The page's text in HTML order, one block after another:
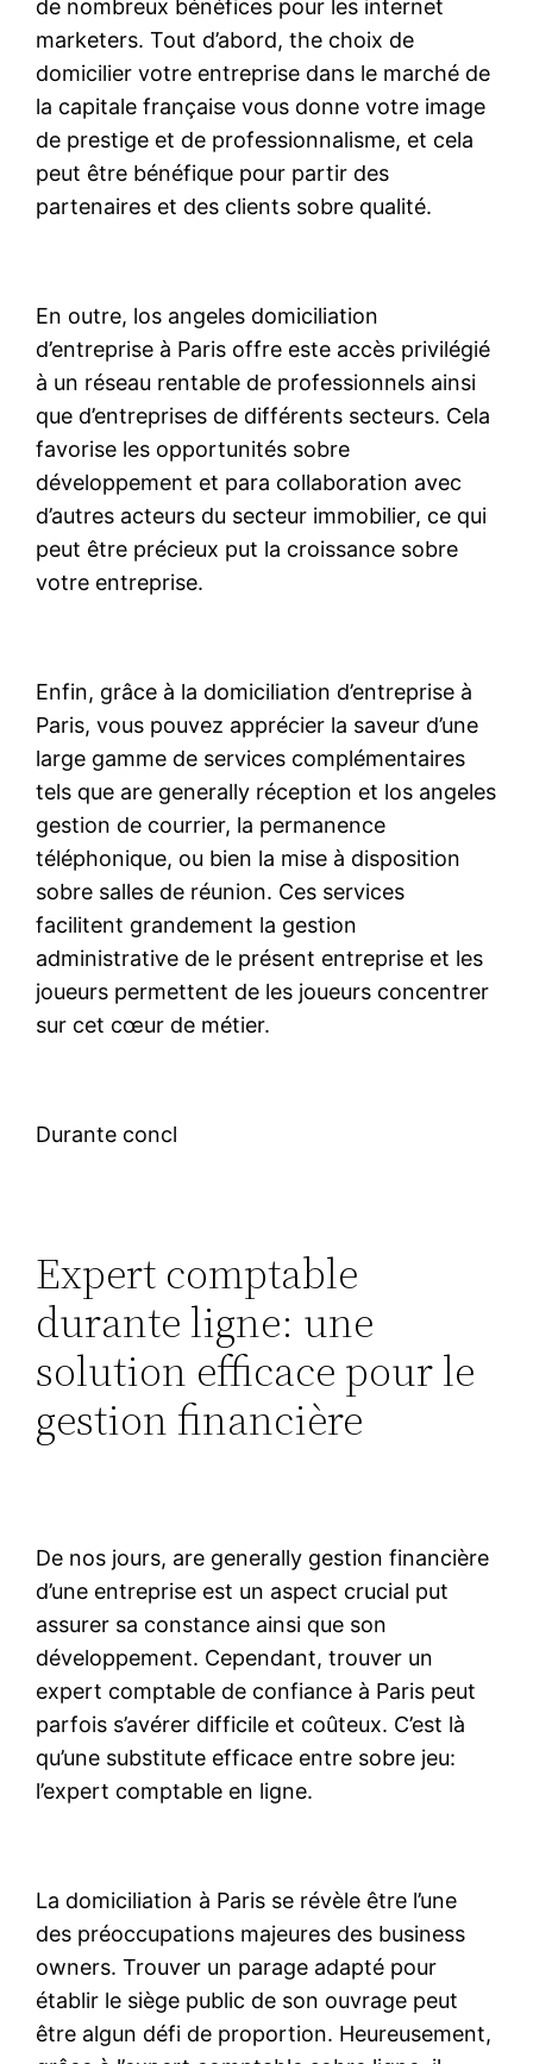
de nombreux bénéfices pour les internet
marketers. Tout d’abord, the choix de
domicilier votre entreprise dans le marché de
la capitale française vous donne votre image
de prestige et de professionnalisme, et cela
peut être bénéfique pour partir des
partenaires et des clients sobre qualité.
En outre, los angeles domiciliation
d’entreprise à Paris offre este accès privilégié
à un réseau rentable de professionnels ainsi
que d’entreprises de différents secteurs. Cela
favorise les opportunités sobre
développement et para collaboration avec
d’autres acteurs du secteur immobilier, ce qui
peut être précieux put la croissance sobre
votre entreprise.
Enfin, grâce à la domiciliation d’entreprise à
Paris, vous pouvez apprécier la saveur d’une
large gamme de services complémentaires
tels que are generally réception et los angeles
gestion de courrier, la permanence
téléphonique, ou bien la mise à disposition
sobre salles de réunion. Ces services
facilitent grandement la gestion
administrative de le présent entreprise et les
joueurs permettent de les joueurs concentrer
sur cet cœur de métier.
Durante concl
Expert comptable
durante ligne: une
solution efficace pour le
gestion financière
De nos jours, are generally gestion financière
d’une entreprise est un aspect crucial put
assurer sa constance ainsi que son
développement. Cependant, trouver un
expert comptable de confiance à Paris peut
parfois s’avérer difficile et coûteux. C’est là
qu’une substitute efficace entre sobre jeu:
l’expert comptable en ligne.
La domiciliation à Paris se révèle être l’une
des préoccupations majeures des business
owners. Trouver un parage adapté pour
établir le siège public de son ouvrage peut
être algun défi de proportion. Heureusement,